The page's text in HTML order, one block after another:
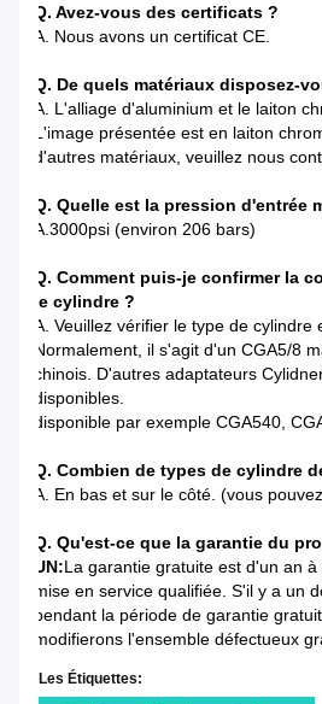
Q. Avez-vous des certificats ?
A. Nous avons un certificat CE.
Q. De quels matériaux disposez-
A. L'alliage d'aluminium et le laiton
L'image présentée est en laiton
d'autres matériaux, veuillez nous
Q. Quelle est la pression d'entrée
A.3000psi (environ 206 bars)
Q. Comment puis-je confirmer la
le cylindre ?
A. Veuillez vérifier le type de cylindre
Normalement, il s'agit d'un CGA5/8
chinois. D'autres adaptateurs
disponibles.
disponible par exemple CGA540,
Q. Combien de types de cylindre
A. En bas et sur le côté. (vous
Q. Qu'est-ce que la garantie du
UN:La garantie gratuite est d'un an
mise en service qualifiée. S'il y a un
pendant la période de garantie
modifierons l'ensemble défectueux
Les Étiquettes: